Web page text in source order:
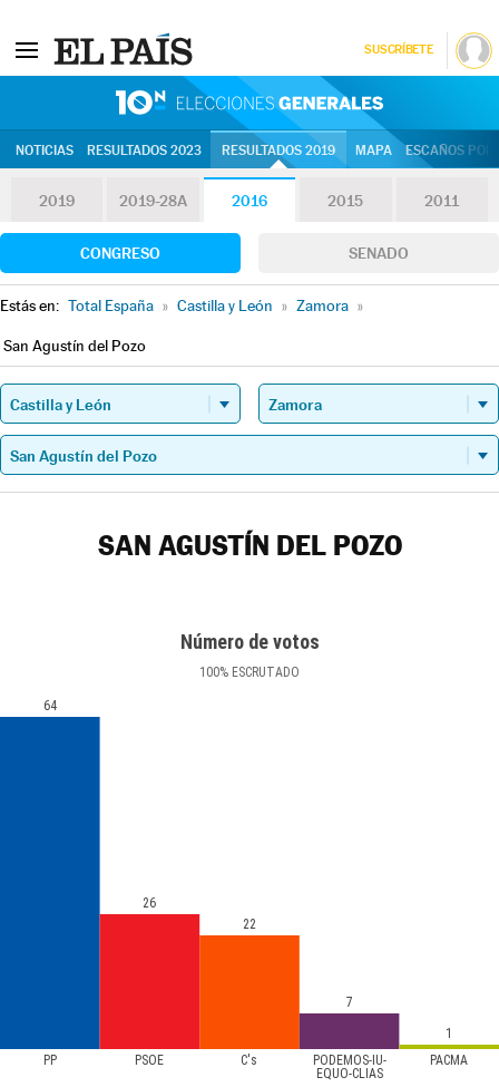
SUSCRÍBETE
NOTICIAS RESULTADOS 2023 RESULTADOS 2019 MAPA ESCAÑOS
2019 2019-28A 2016 2015 2011
CONGRESO SENADO
Estás en: Total España » Castilla y León » Zamora »
San Agustín del Pozo
SAN AGUSTÍN DEL POZO
Número de votos
100% ESCRUTADO
PP PSOE C's
PODEMOS-IU-
EQUO-CLIAS
PACMA
64
26
22
7
1